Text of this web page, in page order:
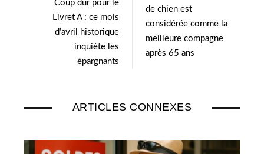
Coup dur pour le
Livret A : ce mois
d’avril historique
inquiète les
épargnants
de chien est
considérée comme la
meilleure compagne
après 65 ans
ARTICLES CONNEXES